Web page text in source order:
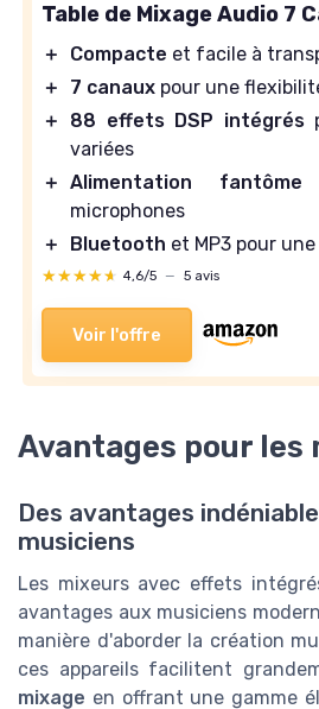
Table de Mixage Audio 7
＋ Compacte et facile à
＋
7 canaux pour une
＋
88 effets DSP intégrés
variées
＋ Alimentation
microphones
＋
Bluetooth et MP3 pour
★★★★★
★★★★★ 4,6/5 — 5 avis
Voir l'offre
Avantages pour les
Des avantages
musiciens
Les mixeurs avec effets
avantages aux musiciens
manière d'aborder la création
ces appareils facilitent
mixage en offrant une gamme